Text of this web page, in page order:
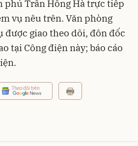
phủ Trần Hồng Hà trực tiếp
vụ nêu trên. Văn phòng
được giao theo dõi, đôn đốc
tại Công điện này; báo cáo
Theo dõi trên